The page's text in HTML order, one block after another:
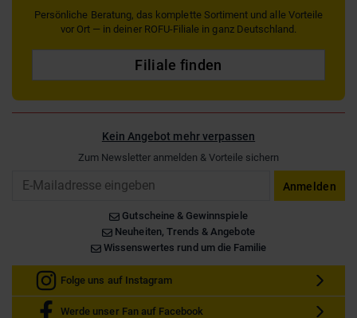
Persönliche Beratung, das komplette Sortiment und alle Vorteile
vor Ort — in deiner ROFU-Filiale in ganz Deutschland.
Filiale finden
Kein Angebot mehr verpassen
Zum Newsletter anmelden & Vorteile sichern
Anmelden
Gutscheine & Gewinnspiele
Neuheiten, Trends & Angebote
Wissenswertes rund um die Familie
Folge uns auf Instagram
Werde unser Fan auf Facebook